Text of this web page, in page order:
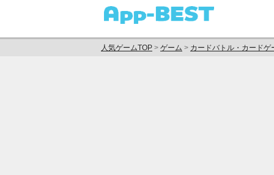
人気ゲームTOP > ゲーム > カードバトル・カードゲ